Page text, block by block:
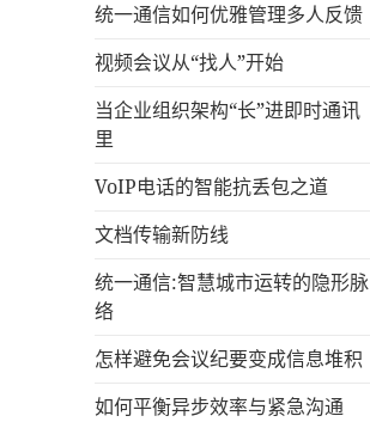
统一通信如何优雅管理多人反馈
视频会议从“找人”开始
当企业组织架构“长”进即时通讯
里
VoIP电话的智能抗丢包之道
文档传输新防线
统一通信:智慧城市运转的隐形脉
络
怎样避免会议纪要变成信息堆积
如何平衡异步效率与紧急沟通